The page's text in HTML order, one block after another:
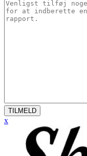
TILMELD
x